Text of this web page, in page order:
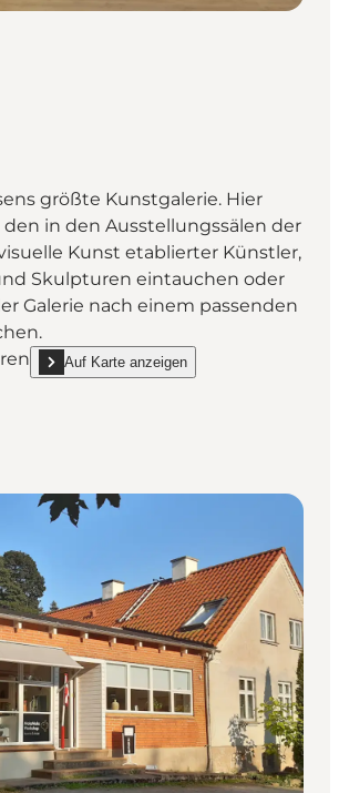
größte Kunstgalerie. Hier
den in den Ausstellungssälen der
Kunst etablierter Künstler,
Skulpturen eintauchen oder
Galerie nach einem passenden
"Art'M"Auf Karte anzeigen
show Art'M on_map